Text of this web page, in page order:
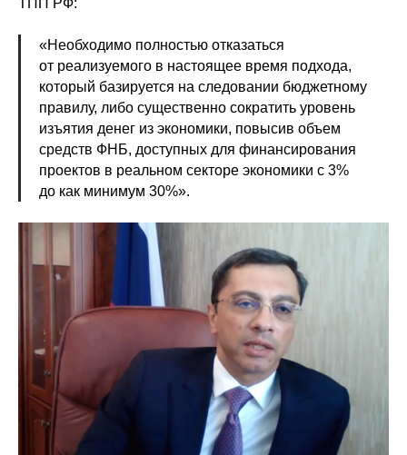
ТПП РФ:
«Необходимо полностью отказаться
от реализуемого в настоящее время подхода,
который базируется на следовании бюджетному
правилу, либо существенно сократить уровень
изъятия денег из экономики, повысив объем
средств ФНБ, доступных для финансирования
проектов в реальном секторе экономики с 3%
до как минимум 30%».